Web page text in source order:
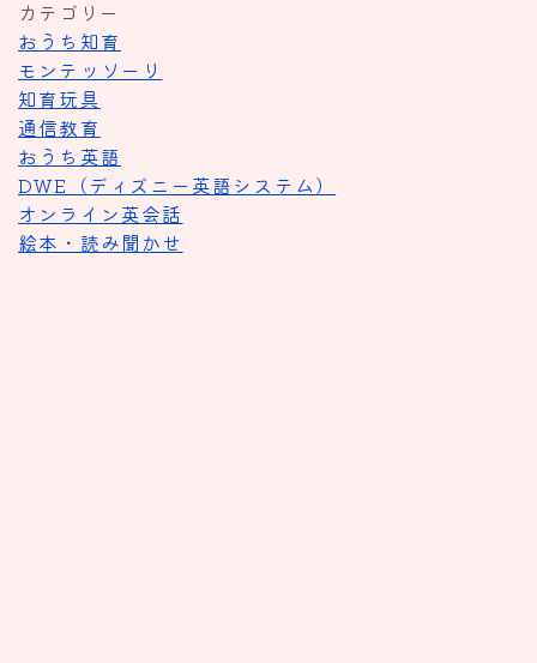
カテゴリー
おうち知育
モンテッソーリ
知育玩具
通信教育
おうち英語
DWE（ディズニー英語システム）
オンライン英会話
絵本・読み聞かせ